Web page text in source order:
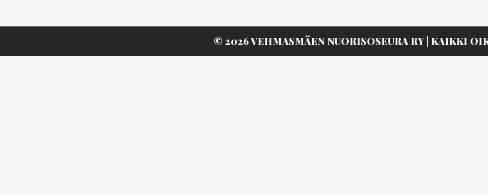
© 2026 VEHMASMÄEN NUORISOSEURA RY | KAIKKI